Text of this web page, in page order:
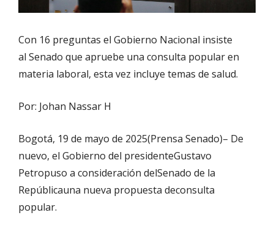
Con 16 preguntas el Gobierno Nacional insiste
al Senado que apruebe una consulta popular en
materia laboral, esta vez incluye temas de salud.
Por: Johan Nassar H
Bogotá, 19 de mayo de 2025(Prensa Senado)– De
nuevo, el Gobierno del presidenteGustavo
Petropuso a consideración delSenado de la
Repúblicauna nueva propuesta deconsulta
popular.